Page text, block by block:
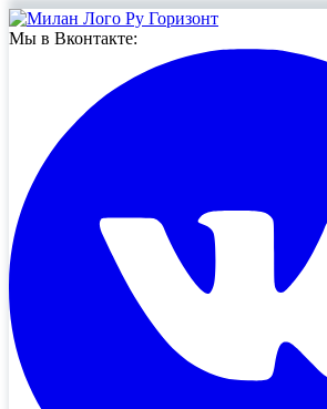
Мы в Вконтакте: